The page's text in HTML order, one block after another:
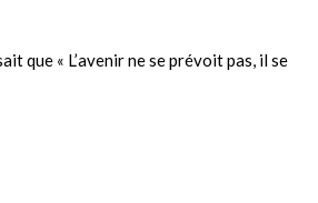
que « L’avenir ne se prévoit pas, il se